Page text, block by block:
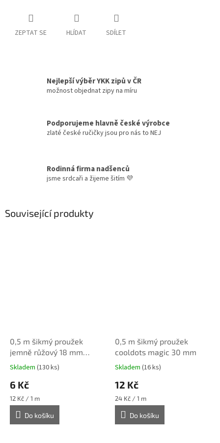
ZEPTAT SE HLÍDAT SDÍLET
Nejlepší výběr YKK zipů v ČR
možnost objednat zipy na míru
Podporujeme hlavně české výrobce
zlaté české ručičky jsou pro nás to NEJ
Rodinná firma nadšenců
jsme srdcaři a žijeme šitím 💜
Související produkty
0,5 m šikmý proužek
jemně růžový 18 mm
(bavlna/polyester)
Skladem (130 ks)
6 Kč
Měrná
cena:
12 Kč / 1 m
Do košíku
0,5 m šikmý proužek
cooldots magic 30 mm
Skladem (16 ks)
12 Kč
Měrná
cena:
24 Kč / 1 m
Do košíku